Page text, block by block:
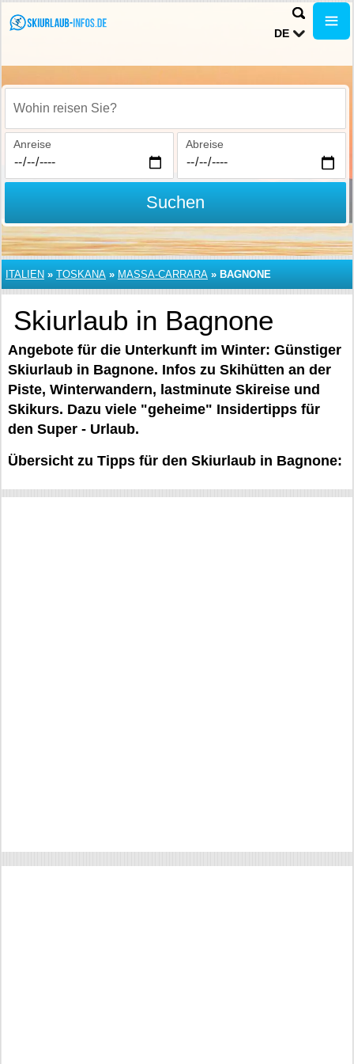
DE
Wohin reisen Sie?
Anreise Abreise
Suchen
ITALIEN » TOSKANA » MASSA-CARRARA » BAGNONE
Skiurlaub in Bagnone
Angebote für die Unterkunft im Winter: Günstiger
Skiurlaub in Bagnone. Infos zu Skihütten an der
Piste, Winterwandern, lastminute Skireise und
Skikurs. Dazu viele "geheime" Insidertipps für
den Super - Urlaub.
Übersicht zu Tipps für den Skiurlaub in Bagnone: